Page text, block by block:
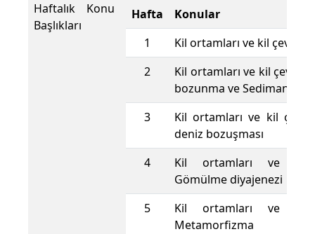
Haftalık Konu
Başlıkları
Hafta
Konular
1
Kil ortamları ve kil
2
Kil ortamları ve kil
bozunma ve
3
Kil ortamları ve kil
deniz bozuşması
4
Kil ortamları ve kil
Gömülme diyajenezi
5
Kil ortamları ve kil
Metamorfizma